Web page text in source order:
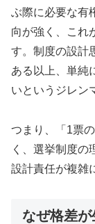
ぶ際に必要な有
向が強く、これ
す。制度の設計
ある以上、単純
いというジレン
つまり、「1票
く、選挙制度の
設計責任が複雑
なぜ格差